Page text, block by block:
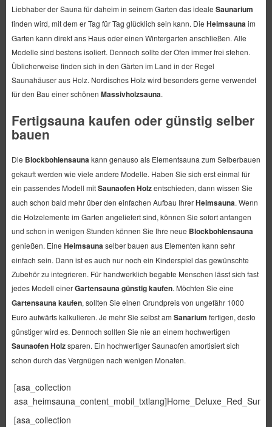
Liebhaber der Sauna für daheim in seinem Garten das ideale Saunarium
finden wird, mit dem er Tag für Tag glücklich sein kann. Die Heimsauna im
Garten kann direkt ans Haus oder einen Wintergarten anschließen. Alle
Modelle sind bestens isoliert. Dennoch sollte der Ofen immer frei stehen.
Üblicherweise finden sich in den Gärten im Land in der Regel
Saunahäuser aus Holz. Nordisches Holz wird besonders gerne verwendet
für den Bau einer schönen Massivholzsauna.
Fertigsauna kaufen oder günstig selber
bauen
Die Blockbohlensauna kann genauso als Elementsauna zum Selberbauen
gekauft werden wie viele andere Modelle. Haben Sie sich erst einmal für
ein passendes Modell mitSaunaofen Holzentschieden, dann wissen Sie
auch schon bald mehr über den einfachen Aufbau IhrerHeimsauna. Wenn
die Holzelemente im Garten angeliefert sind, können Sie sofort anfangen
und schon in wenigen Stunden können Sie Ihre neue Blockbohlensauna
genießen. Eine Heimsauna selber bauen aus Elementen kann sehr
einfach sein. Dann ist es auch nur noch ein Kinderspiel das gewünschte
Zubehör zu integrieren. Für handwerklich begabte Menschen lässt sich fast
jedes Modell einerGartensauna günstig kaufen. Möchten Sie eine
Gartensauna kaufen, sollten Sie einen Grundpreis von ungefähr 1000
Euro aufwärts kalkulieren. Je mehr Sie selbst am Sanarium fertigen, desto
günstiger wird es. Dennoch sollten Sie nie an einem hochwertigen
Saunaofen Holzsparen. Ein hochwertiger Saunaofen amortisiert sich
schon durch das Vergnügen nach wenigen Monaten.
[asa_collection
[asa_collection